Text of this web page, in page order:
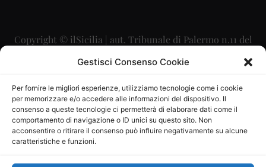
Gestisci Consenso Cookie
Per fornire le migliori esperienze, utilizziamo tecnologie come i cookie
per memorizzare e/o accedere alle informazioni del dispositivo. Il
consenso a queste tecnologie ci permetterà di elaborare dati come il
comportamento di navigazione o ID unici su questo sito. Non
acconsentire o ritirare il consenso può influire negativamente su alcune
caratteristiche e funzioni.
Copyright © ilSicilia | aut. Tribunale di Palermo n.11 del
29/09/2015
Direttore Editoriale: Maurizio Scaglione
Direttore Responsabile: Maria Calabrese